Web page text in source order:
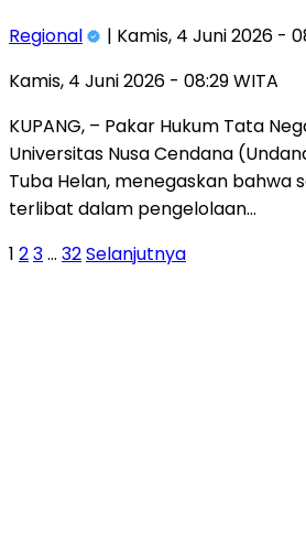
Regional
| Kamis, 4 Juni 2026 -
Kamis, 4 Juni 2026 - 08:29 WITA
KUPANG, – Pakar Hukum Tata
Universitas Nusa Cendana
Tuba Helan, menegaskan bahwa
terlibat dalam pengelolaan…
Paginasi
1 23… 32Selanjutnya